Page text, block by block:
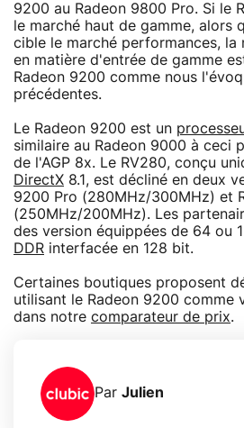
9200 au Radeon 9800 Pro. Si le
le marché haut de gamme, alors
cible le marché performances, la
en matière d'entrée de gamme
Radeon 9200 comme nous
précédentes.
Le Radeon 9200 est un
similaire au Radeon 9000 à ceci
de l'AGP 8x. Le RV280, conçu
DirectX 8.1, est décliné en deux
9200 Pro (280MHz/300MHz) et
(250MHz/200MHz). Les
des version équippées de 64 ou
DDR interfacée en 128 bit.
Certaines boutiques proposent
utilisant le Radeon 9200 comme
dans notre comparateur de prix.
Par Julien